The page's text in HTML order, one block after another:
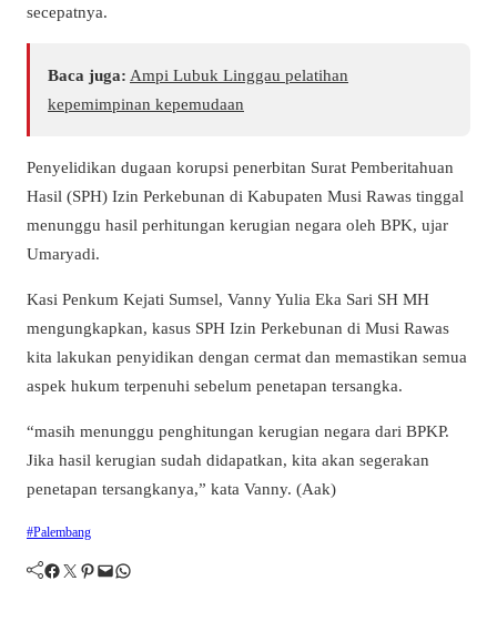
secepatnya.
Baca juga: Ampi Lubuk Linggau pelatihan
kepemimpinan kepemudaan
Penyelidikan dugaan korupsi penerbitan Surat Pemberitahuan
Hasil (SPH) Izin Perkebunan di Kabupaten Musi Rawas tinggal
menunggu hasil perhitungan kerugian negara oleh BPK, ujar
Umaryadi.
Kasi Penkum Kejati Sumsel, Vanny Yulia Eka Sari SH MH
mengungkapkan, kasus SPH Izin Perkebunan di Musi Rawas
kita lakukan penyidikan dengan cermat dan memastikan semua
aspek hukum terpenuhi sebelum penetapan tersangka.
“masih menunggu penghitungan kerugian negara dari BPKP.
Jika hasil kerugian sudah didapatkan, kita akan segerakan
penetapan tersangkanya,” kata Vanny. (Aak)
#Palembang
Facebook Twitter Pinterest Mail WhatsApp